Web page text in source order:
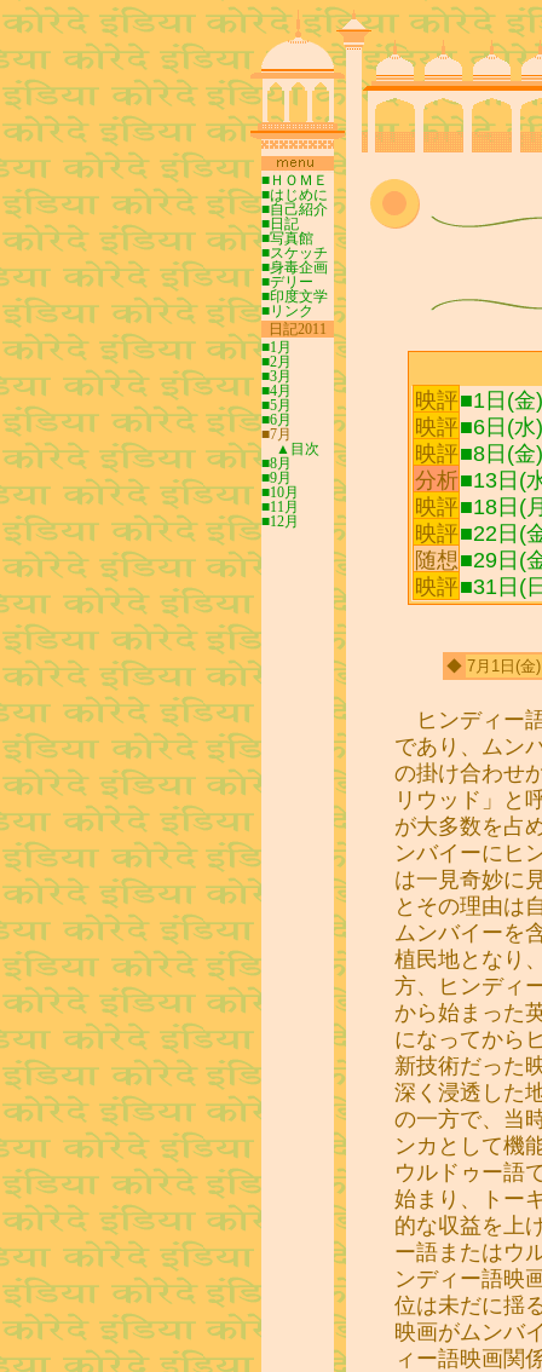
■ＨＯＭＥ
■はじめに
■自己紹介
■日記
■写真館
■スケッチ
■身毒企画
■デリー
■印度文学
■リンク
日記2011
■1月
■2月
■3月
■4月
■5月
■6月
■7月
▲目次
■8月
■9月
■10月
■11月
■12月
映評■1日(金
映評■6日(水
映評■8日(金
分析■13日(
映評■18日(
映評■22日(
随想■29日(
映評■31日(
◆ 7月1日 (
ヒンディー
であり、ムン
の掛け合わせ
リウッド」と
が大多数を占
ンバイーにヒ
は一見奇妙に
とその理由は
ムンバイーを
植民地となり
方、ヒンディ
から始まった
になってから
新技術だった
深く浸透した
の一方で、当
ンカとして機
ウルドゥー語
始まり、トー
的な収益を上
ー語またはウ
ンディー語映
位は未だに揺
映画がムンバ
ィー語映画関